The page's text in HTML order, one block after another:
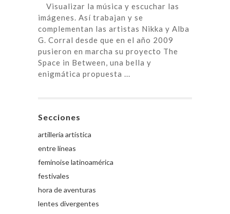
Visualizar la música y escuchar las
imágenes. Así trabajan y se
complementan las artistas Nikka y Alba
G. Corral desde que en el año 2009
pusieron en marcha su proyecto The
Space in Between, una bella y
enigmática propuesta ...
Secciones
artillería artística
entre líneas
feminoise latinoamérica
festivales
hora de aventuras
lentes divergentes